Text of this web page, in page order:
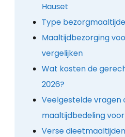
Hauset
Type
Maaltijdbezorging
vergelijken
Wat kosten de
2026?
Veelgestelde vragen
maaltijdbedeling
Verse